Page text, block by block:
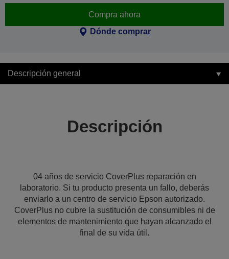
Compra ahora
Dónde comprar
Descripción general
Descripción
04 años de servicio CoverPlus reparación en
laboratorio. Si tu producto presenta un fallo, deberás
enviarlo a un centro de servicio Epson autorizado.
CoverPlus no cubre la sustitución de consumibles ni de
elementos de mantenimiento que hayan alcanzado el
final de su vida útil.